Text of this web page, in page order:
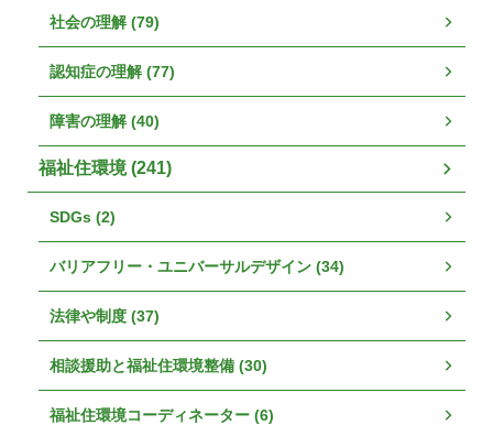
社会の理解 (79)
認知症の理解 (77)
障害の理解 (40)
福祉住環境 (241)
SDGs (2)
バリアフリー・ユニバーサルデザイン (34)
法律や制度 (37)
相談援助と福祉住環境整備 (30)
福祉住環境コーディネーター (6)